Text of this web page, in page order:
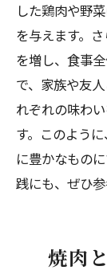
した鶏肉や野
を与えます。
を増し、食事
で、家族や友
れぞれの味わ
す。このよう
に豊かなもの
践にも、ぜひ
焼肉